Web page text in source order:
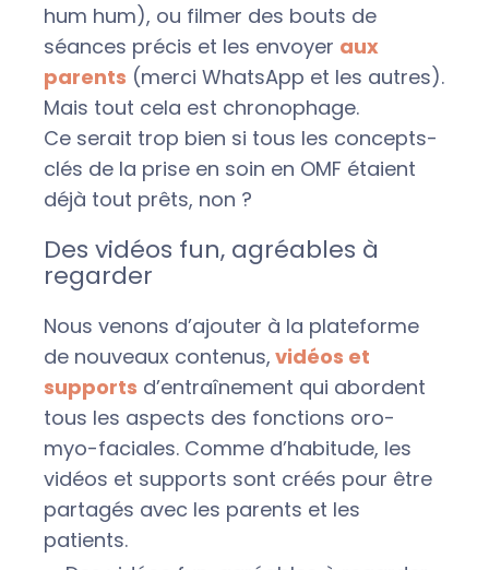
hum hum), ou filmer des bouts de
séances précis et les envoyer aux
parents (merci WhatsApp et les autres).
Mais tout cela est chronophage.
Ce serait trop bien si tous les concepts-
clés de la prise en soin en OMF étaient
déjà tout prêts, non ?
Des vidéos fun, agréables à
regarder
Nous venons d’ajouter à la plateforme
de nouveaux contenus, vidéos et
supports d’entraînement qui abordent
tous les aspects des fonctions oro-
myo-faciales. Comme d’habitude, les
vidéos et supports sont créés pour être
partagés avec les parents et les
patients.